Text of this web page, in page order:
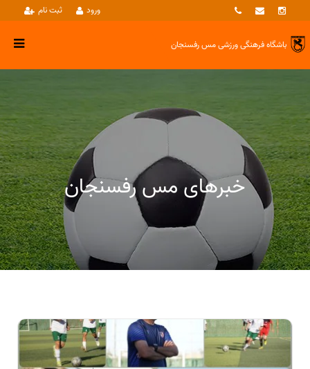
ثبت نام ورود
باشگاه فرهنگی ورزشیمس رفسنجان
خبرهای مس رفسنجان
خبرها نوجوانان